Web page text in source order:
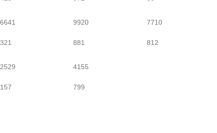
6641
321
9920
881
7710
812
2529
157
4155
799